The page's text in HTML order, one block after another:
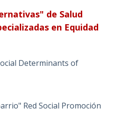
de Salud
en Equidad
Determinants of
Red Social Promoción